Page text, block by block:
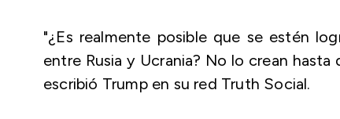
"¿Es realmente posible que se estén
entre Rusia y Ucrania? No lo crean
escribió Trump en su red Truth Social.